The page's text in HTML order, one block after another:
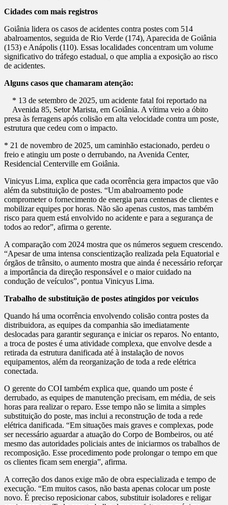
Cidades com mais registros
Goiânia lidera os casos de acidentes contra postes com 514
abalroamentos, seguida de Rio Verde (174), Aparecida de Goiânia
(153) e Anápolis (110). Essas localidades concentram um volume
significativo do tráfego estadual, o que amplia a exposição ao risco
de acidentes.
Alguns casos que chamaram atenção:
* 13 de setembro de 2025, um acidente fatal foi reportado na
Avenida 85, Setor Marista, em Goiânia. A vítima veio a óbito
presa às ferragens após colisão em alta velocidade contra um poste,
estrutura que cedeu com o impacto.
* 21 de novembro de 2025, um caminhão estacionado, perdeu o
freio e atingiu um poste o derrubando, na Avenida Center,
Residencial Centerville em Goiânia.
Vinicyus Lima, explica que cada ocorrência gera impactos que vão
além da substituição de postes. “Um abalroamento pode
comprometer o fornecimento de energia para centenas de clientes e
mobilizar equipes por horas. Não são apenas custos, mas também
risco para quem está envolvido no acidente e para a segurança de
todos ao redor”, afirma o gerente.
A comparação com 2024 mostra que os números seguem crescendo.
“Apesar de uma intensa conscientização realizada pela Equatorial e
órgãos de trânsito, o aumento mostra que ainda é necessário reforçar
a importância da direção responsável e o maior cuidado na
condução de veículos”, pontua Vinicyus Lima.
Trabalho de substituição de postes atingidos por veículos
Quando há uma ocorrência envolvendo colisão contra postes da
distribuidora, as equipes da companhia são imediatamente
deslocadas para garantir segurança e iniciar os reparos. No entanto,
a troca de postes é uma atividade complexa, que envolve desde a
retirada da estrutura danificada até à instalação de novos
equipamentos, além da reorganização de toda a rede elétrica
conectada.
O gerente do COI também explica que, quando um poste é
derrubado, as equipes de manutenção precisam, em média, de seis
horas para realizar o reparo. Esse tempo não se limita a simples
substituição do poste, mas inclui a reconstrução de toda a rede
elétrica danificada. “Em situações mais graves e complexas, pode
ser necessário aguardar a atuação do Corpo de Bombeiros, ou até
mesmo das autoridades policiais antes de iniciarmos os trabalhos de
recomposição. Esse procedimento pode prolongar o tempo em que
os clientes ficam sem energia”, afirma.
A correção dos danos exige mão de obra especializada e tempo de
execução. “Em muitos casos, não basta apenas colocar um poste
novo. É preciso reposicionar cabos, substituir isoladores e religar